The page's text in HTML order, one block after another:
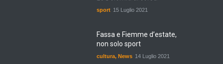
sport 15 Luglio 2021
Fassa e Fiemme d’estate,
non solo sport
cultura, News 14 Luglio 2021